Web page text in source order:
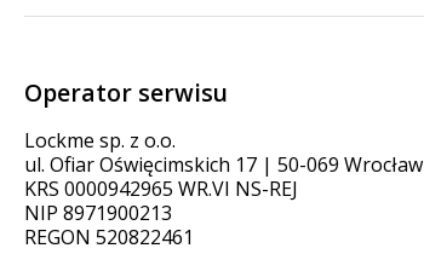
Operator serwisu
Lockme sp. z o.o.
ul. Ofiar Oświęcimskich 17 | 50-069 Wrocław
KRS 0000942965 WR.VI NS-REJ
NIP 8971900213
REGON 520822461